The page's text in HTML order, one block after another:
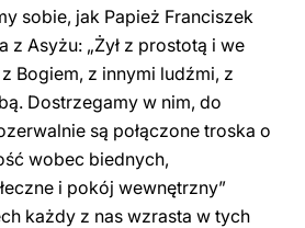
sobie, jak Papież Franciszek
z Asyżu: „Żył z prostotą i we
Bogiem, z innymi ludźmi, z
Dostrzegamy w nim, do
są połączone troska o
wobec biednych,
i pokój wewnętrzny”
każdy z nas wzrasta w tych